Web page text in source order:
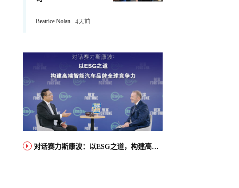
Beatrice Nolan 4天前
对话赛力斯康波：以ESG之道，构建高端智能汽车品牌全球竞争力